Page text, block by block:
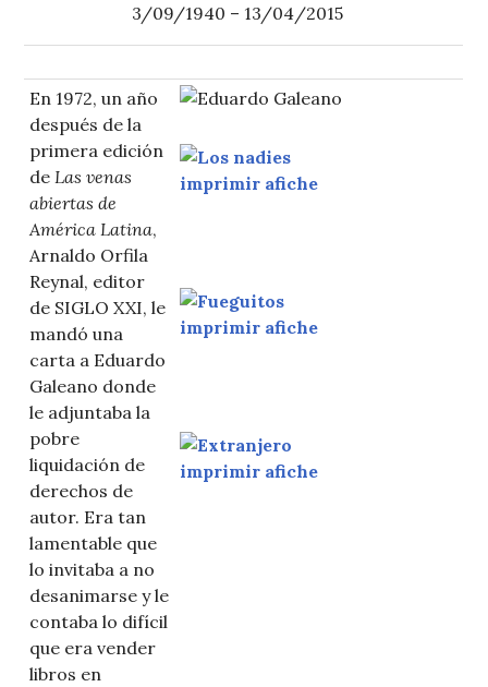
3/09/1940 – 13/04/2015
En 1972, un año
después de la
primera edición
deLas venas
abiertas de
América Latina,
Arnaldo Orfila
Reynal, editor
de SIGLO XXI, le
mandó una
carta a Eduardo
Galeano donde
le adjuntaba la
pobre
liquidación de
derechos de
autor. Era tan
lamentable que
lo invitaba a no
desanimarse y le
contaba lo difícil
que era vender
libros en
imprimir afiche
imprimir afiche
imprimir afiche